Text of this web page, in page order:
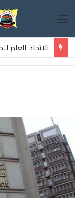
القائمة
الاتحاد العام
ثلاثة صحفيين